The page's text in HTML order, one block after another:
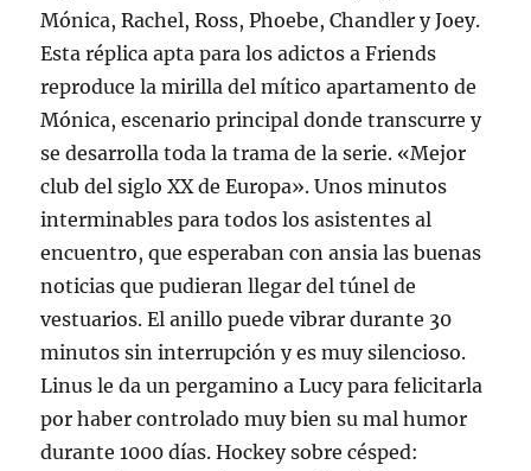
Mónica, Rachel, Ross, Phoebe, Chandler y Joey.
Esta réplica apta para los adictos a Friends
reproduce la mirilla del mítico apartamento de
Mónica, escenario principal donde transcurre y
se desarrolla toda la trama de la serie. «Mejor
club del siglo XX de Europa». Unos minutos
interminables para todos los asistentes al
encuentro, que esperaban con ansia las buenas
noticias que pudieran llegar del túnel de
vestuarios. El anillo puede vibrar durante 30
minutos sin interrupción y es muy silencioso.
Linus le da un pergamino a Lucy para felicitarla
por haber controlado muy bien su mal humor
durante 1000 días. Hockey sobre césped: